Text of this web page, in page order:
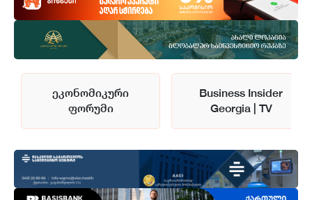
ეკონომიკური
ფორუმი
Business Insider
Georgia | TV